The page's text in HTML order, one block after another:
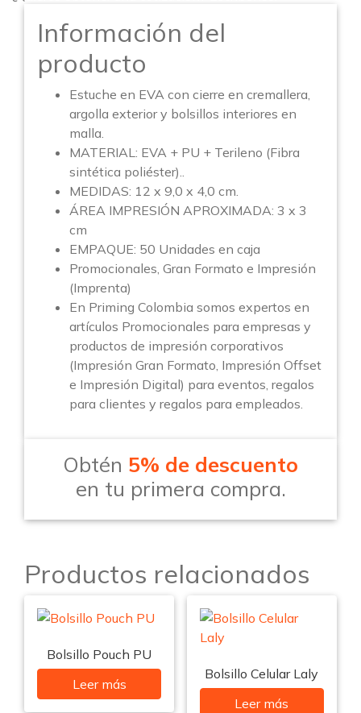
Información del
producto
Estuche en EVA con cierre en cremallera,
argolla exterior y bolsillos interiores en
malla.
MATERIAL: EVA + PU + Terileno (Fibra
sintética poliéster)..
MEDIDAS: 12 x 9,0 x 4,0 cm.
ÁREA IMPRESIÓN APROXIMADA: 3 x 3
cm
EMPAQUE: 50 Unidades en caja
Promocionales, Gran Formato e Impresión
(Imprenta)
En Priming Colombia somos expertos en
artículos Promocionales para empresas y
productos de impresión corporativos
(Impresión Gran Formato, Impresión Offset
e Impresión Digital) para eventos, regalos
para clientes y regalos para empleados.
Obtén 5% de descuento
en tu primera compra.
Productos relacionados
Bolsillo Pouch PU
Leer más
Bolsillo Celular Laly
Leer más